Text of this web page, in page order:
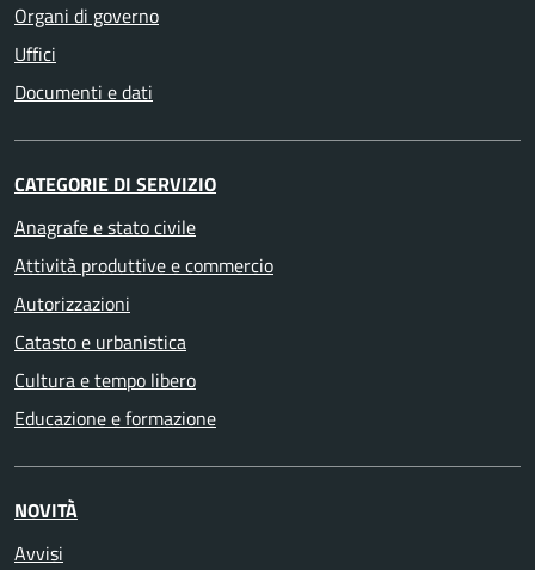
Organi di governo
Uffici
Documenti e dati
CATEGORIE DI SERVIZIO
Anagrafe e stato civile
Attività produttive e commercio
Autorizzazioni
Catasto e urbanistica
Cultura e tempo libero
Educazione e formazione
NOVITÀ
Avvisi